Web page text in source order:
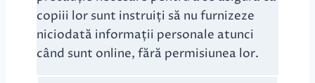
copiii lor sunt instruiți să nu furnizeze
niciodată informații personale atunci
când sunt online, fără permisiunea lor.